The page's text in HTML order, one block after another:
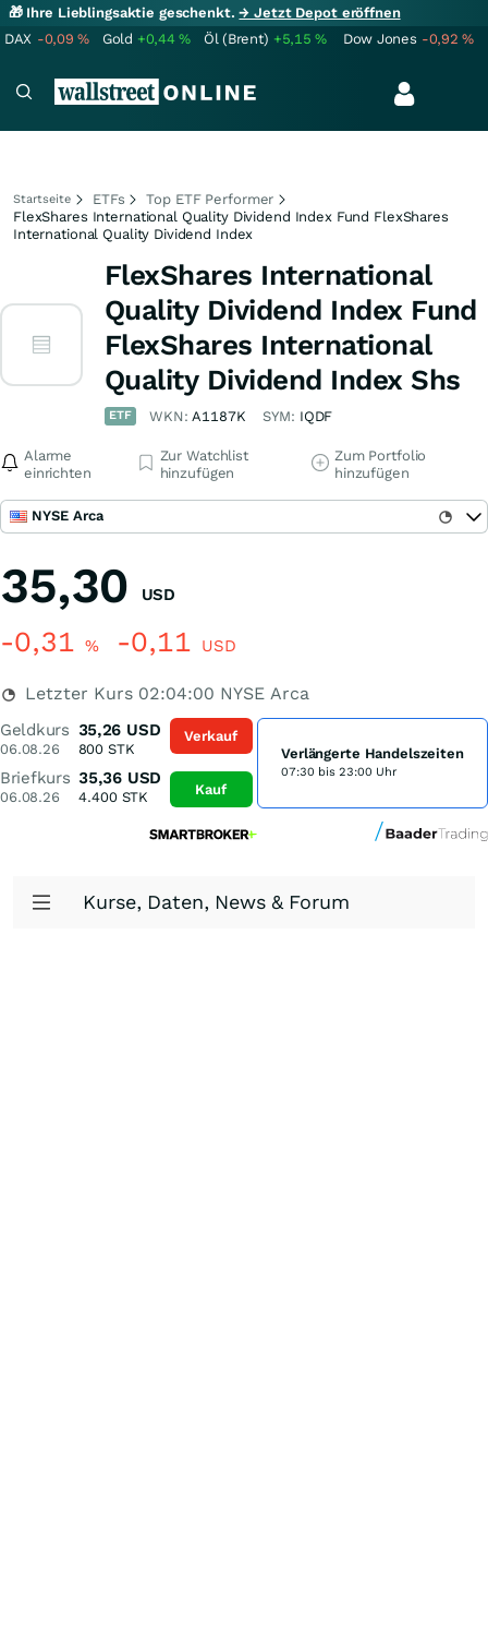
🎁 Ihre Lieblingsaktie geschenkt.→ Jetzt Depot eröffnen
DAX -0,09% Gold +0,44% Öl (Brent) +5,15% Dow Jones -0,92%
Startseite ETFs
Top ETF Performer
FlexShares International Quality Dividend Index Fund FlexShares
International Quality Dividend Index
FlexShares International
Quality Dividend Index Fund
FlexShares International
Quality Dividend Index Shs
ETF WKN:A1187K SYM: IQDF
Alarme
einrichten
Zur Watchlist
hinzufügen
Zum Portfolio
hinzufügen
NYSE Arca
35,30 USD
-0,31 % -0,11 USD
Letzter Kurs 02:04:00 NYSE Arca
Geldkurs
06.08.26
35,26 USD
800 STK
Briefkurs
06.08.26
35,36 USD
4.400STK
Verkauf
Kauf
Verlängerte Handelszeiten
07:30 bis 23:00 Uhr
Kurse, Daten, News & Forum